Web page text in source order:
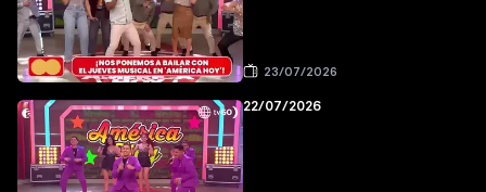
23/07/2026
22/07/2026